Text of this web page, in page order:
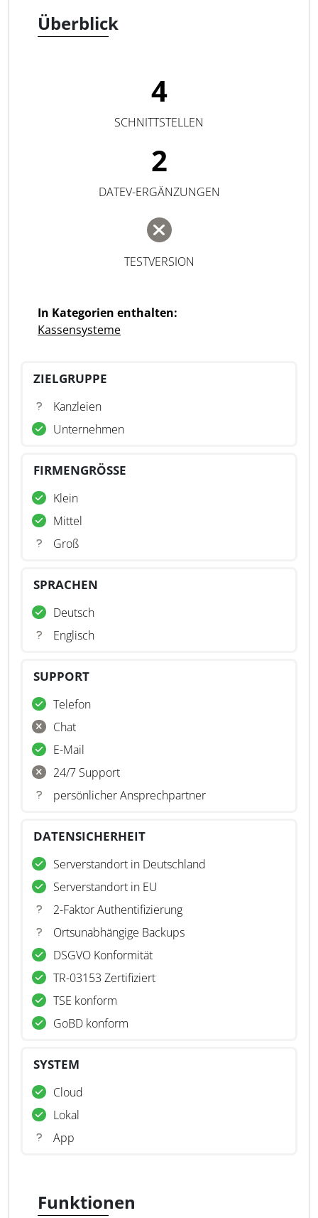
Überblick
4
SCHNITTSTELLEN
2
DATEV-ERGÄNZUNGEN
TESTVERSION
In Kategorien enthalten:
Kassensysteme
ZIELGRUPPE
Kanzleien
Unternehmen
FIRMENGRÖSSE
Klein
Mittel
Groß
SPRACHEN
Deutsch
Englisch
SUPPORT
Telefon
Chat
E-Mail
24/7 Support
persönlicher Ansprechpartner
DATENSICHERHEIT
Serverstandort in Deutschland
Serverstandort in EU
2-Faktor Authentifizierung
Ortsunabhängige Backups
DSGVO Konformität
TR-03153 Zertifiziert
TSE konform
GoBD konform
SYSTEM
Cloud
Lokal
App
Funktionen